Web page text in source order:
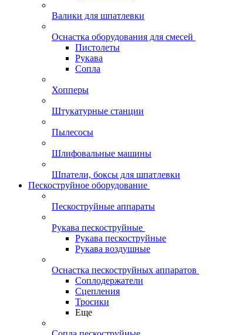
Валики для шпатлевки
Оснастка оборудования для смесей
Пистолеты
Рукава
Сопла
Хопперы
Штукатурные станции
Пылесосы
Шлифовальные машины
Шпатели, боксы для шпатлевки
Пескоструйное оборудование
Пескоструйные аппараты
Рукава пескоструйные
Рукава пескоструйные
Рукава воздушные
Оснастка пескоструйных аппаратов
Соплодержатели
Сцепления
Тросики
Еще